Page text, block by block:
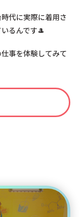
代に実際に着用さ
るんです🎩
事を体験してみて